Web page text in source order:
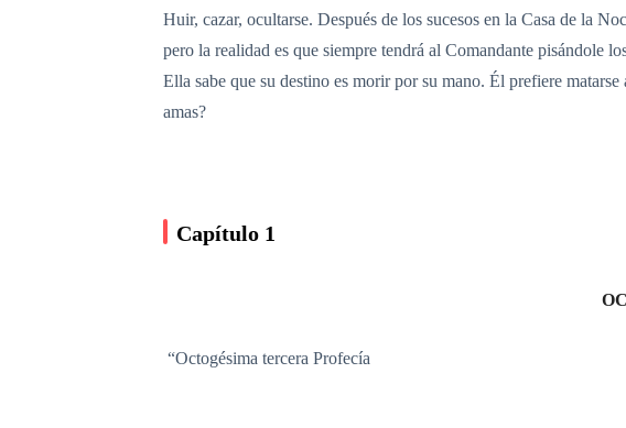
Huir, cazar, ocultarse. Después de los sucesos en la Casa de la
pero la realidad es que siempre tendrá al Comandante pisándole
Ella sabe que su destino es morir por su mano. Él prefiere
amas?
Capítulo 1
“Octogésima tercera Profecía